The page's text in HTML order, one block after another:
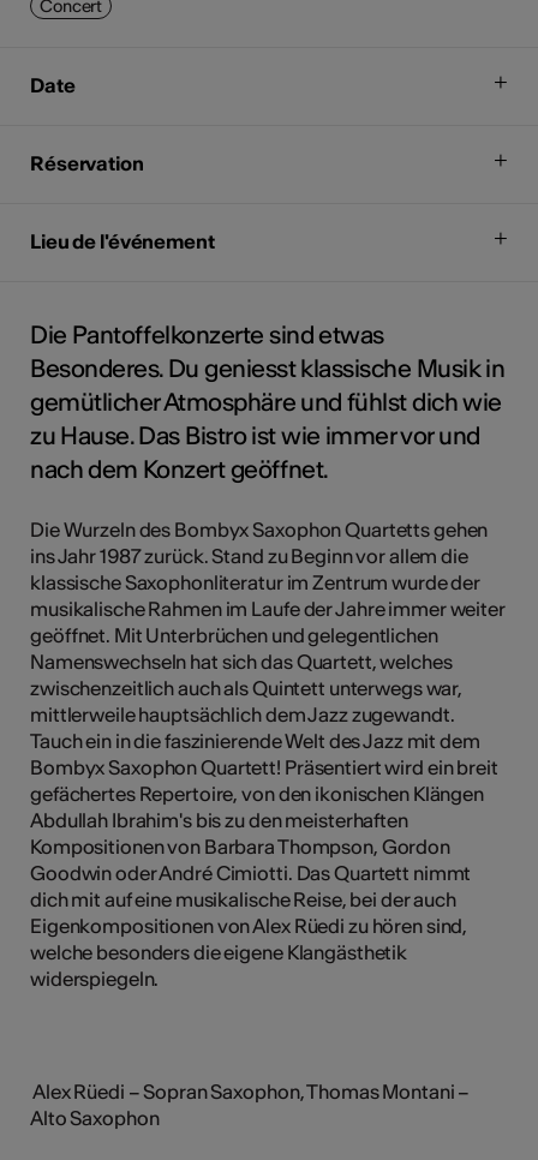
Concert
Date
Réservation
Lieu de l'événement
Die Pantoffelkonzerte sind etwas
Besonderes. Du geniesst klassische Musik in
gemütlicher Atmosphäre und fühlst dich wie
zu Hause. Das Bistro ist wie immer vor und
nach dem Konzert geöffnet.
Die Wurzeln des Bombyx Saxophon Quartetts gehen
ins Jahr 1987 zurück. Stand zu Beginn vor allem die
klassische Saxophonliteratur im Zentrum wurde der
musikalische Rahmen im Laufe der Jahre immer weiter
geöffnet. Mit Unterbrüchen und gelegentlichen
Namenswechseln hat sich das Quartett, welches
zwischenzeitlich auch als Quintett unterwegs war,
mittlerweile hauptsächlich dem Jazz zugewandt.
Tauch ein in die faszinierende Welt des Jazz mit dem
Bombyx Saxophon Quartett! Präsentiert wird ein breit
gefächertes Repertoire, von den ikonischen Klängen
Abdullah Ibrahim's bis zu den meisterhaften
Kompositionen von Barbara Thompson, Gordon
Goodwin oder André Cimiotti. Das Quartett nimmt
dich mit auf eine musikalische Reise, bei der auch
Eigenkompositionen von Alex Rüedi zu hören sind,
welche besonders die eigene Klangästhetik
widerspiegeln.
Alex Rüedi – Sopran Saxophon, Thomas Montani –
Alto Saxophon